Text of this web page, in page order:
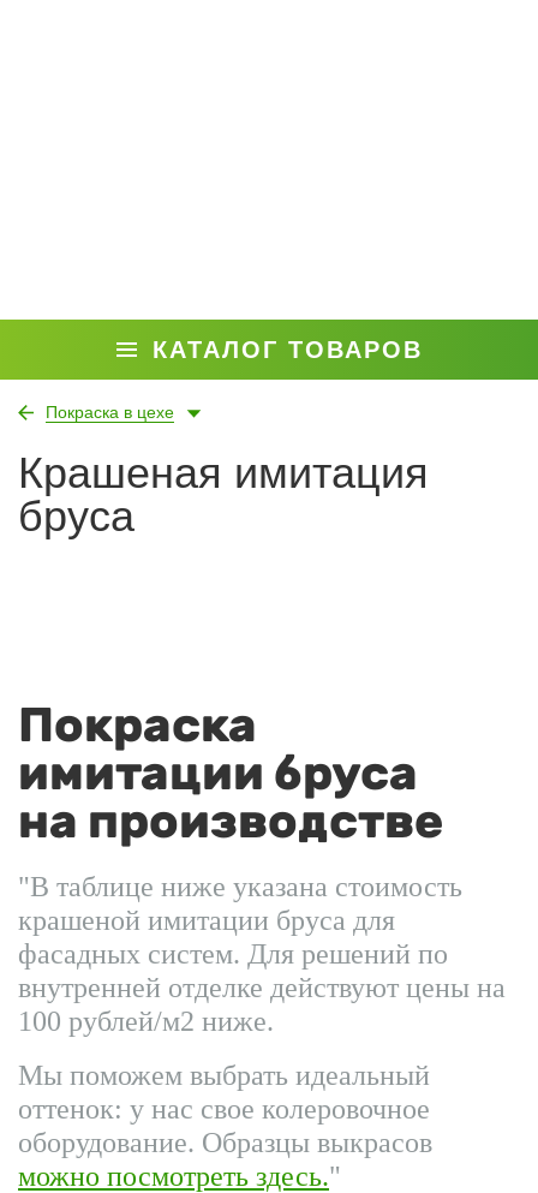
КАТАЛОГ ТОВАРОВ
Покраска в цехе
Крашеная имитация
бруса
Покраска
имитации бруса
на производстве
"В таблице ниже указана стоимость
крашеной имитации бруса для
фасадных систем. Для решений по
внутренней отделке действуют цены на
100 рублей/м2 ниже.
Мы поможем выбрать идеальный
оттенок: у нас свое колеровочное
оборудование. Образцы выкрасов
можно посмотреть здесь."